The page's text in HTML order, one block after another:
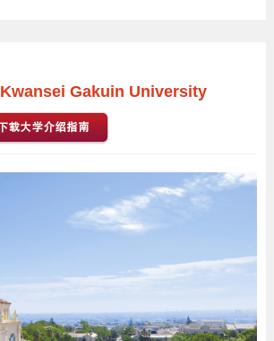
Kwansei Gakuin University